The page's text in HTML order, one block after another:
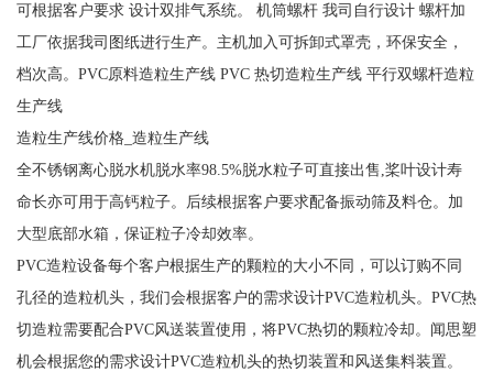
可根据客户要求 设计双排气系统。 机筒螺杆 我司自行设计 螺杆加
工厂依据我司图纸进行生产。主机加入可拆卸式罩壳，环保安全，
档次高。PVC原料造粒生产线 PVC 热切造粒生产线 平行双螺杆造粒
生产线
造粒生产线价格_造粒生产线
全不锈钢离心脱水机脱水率98.5%脱水粒子可直接出售,桨叶设计寿
命长亦可用于高钙粒子。后续根据客户要求配备振动筛及料仓。加
大型底部水箱，保证粒子冷却效率。
PVC造粒设备每个客户根据生产的颗粒的大小不同，可以订购不同
孔径的造粒机头，我们会根据客户的需求设计PVC造粒机头。PVC热
切造粒需要配合PVC风送装置使用，将PVC热切的颗粒冷却。闻思塑
机会根据您的需求设计PVC造粒机头的热切装置和风送集料装置。